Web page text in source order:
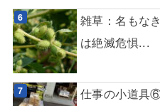
雑草：名もな
は絶滅危惧...
仕事の小道具